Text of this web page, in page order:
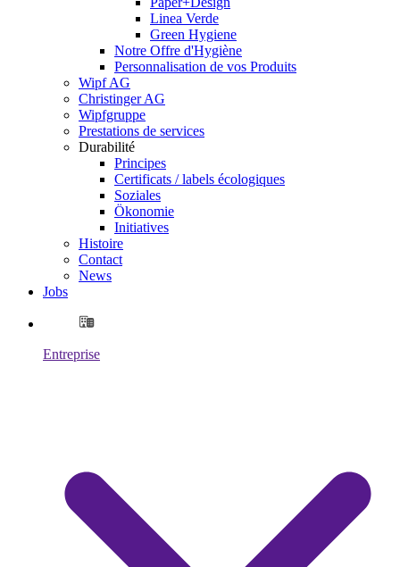
Linea Verde
Green Hygiene
Notre Offre d'Hygiène
Personnalisation de vos Produits
Wipf AG
Christinger AG
Wipfgruppe
Prestations de services
Durabilité
Principes
Certificats / labels écologiques
Soziales
Ökonomie
Initiatives
Histoire
Contact
News
Jobs
Entreprise